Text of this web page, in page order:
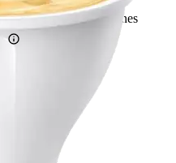
1Basado en 1 valoraciones